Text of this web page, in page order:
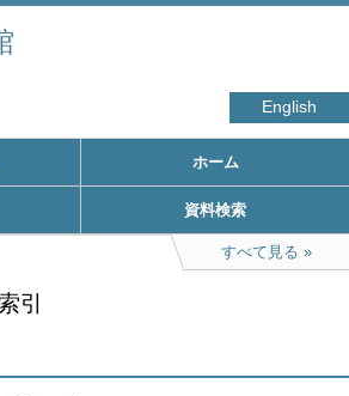
English
ホーム
資料検索
すべて見る
引